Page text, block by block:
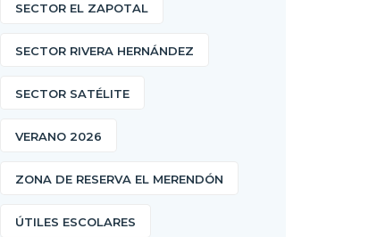
SECTOR EL ZAPOTAL
SECTOR RIVERA HERNÁNDEZ
SECTOR SATÉLITE
VERANO 2026
ZONA DE RESERVA EL MERENDÓN
ÚTILES ESCOLARES